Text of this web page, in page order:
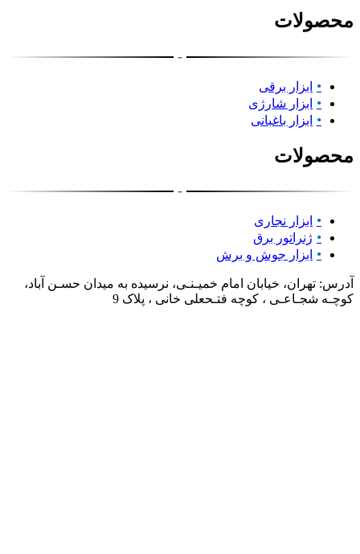
محصولات
-
ابزار برقی
ابزار شارژی
ابزار باغبانی
محصولات
-
ابزار نجاری
ژنراتور برق
ابزار جوش و برش
آدرس: تهران، خیابان امام خمیـنـی، نرسیده به میدان حسـن آباد،
کوچـه شجـاعـی ، کوچه فتـحعلی خانی ، پلاک 9